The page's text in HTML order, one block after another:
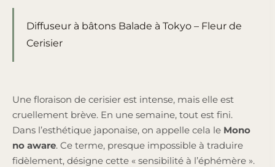
Diffuseur à bâtons Balade à Tokyo – Fleur de
Cerisier
Une floraison de cerisier est intense, mais elle est
cruellement brève. En une semaine, tout est fini.
Dans l’esthétique japonaise, on appelle cela le Mono
no aware. Ce terme, presque impossible à traduire
fidèlement, désigne cette « sensibilité à l’éphémère ».